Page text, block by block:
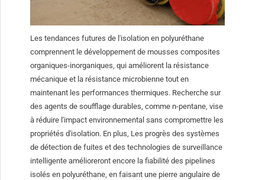
Les tendances futures de l'isolation en polyuréthane
comprennent le développement de mousses composites
organiques-inorganiques, qui améliorent la résistance
mécanique et la résistance microbienne tout en
maintenant les performances thermiques. Recherche sur
des agents de soufflage durables, comme n-pentane, vise
à réduire l'impact environnemental sans compromettre les
propriétés d'isolation. En plus, Les progrès des systèmes
de détection de fuites et des technologies de surveillance
intelligente amélioreront encore la fiabilité des pipelines
isolés en polyuréthane, en faisant une pierre angulaire de